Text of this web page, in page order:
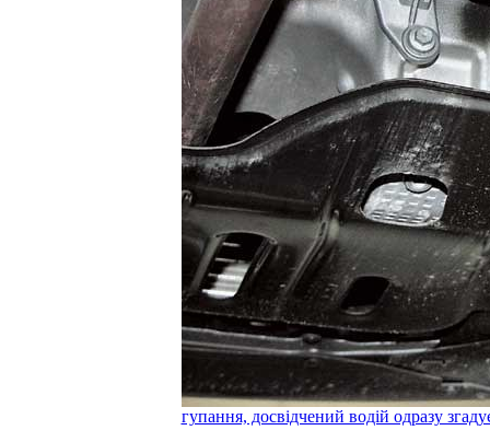
гупання, досвідчений водій одразу